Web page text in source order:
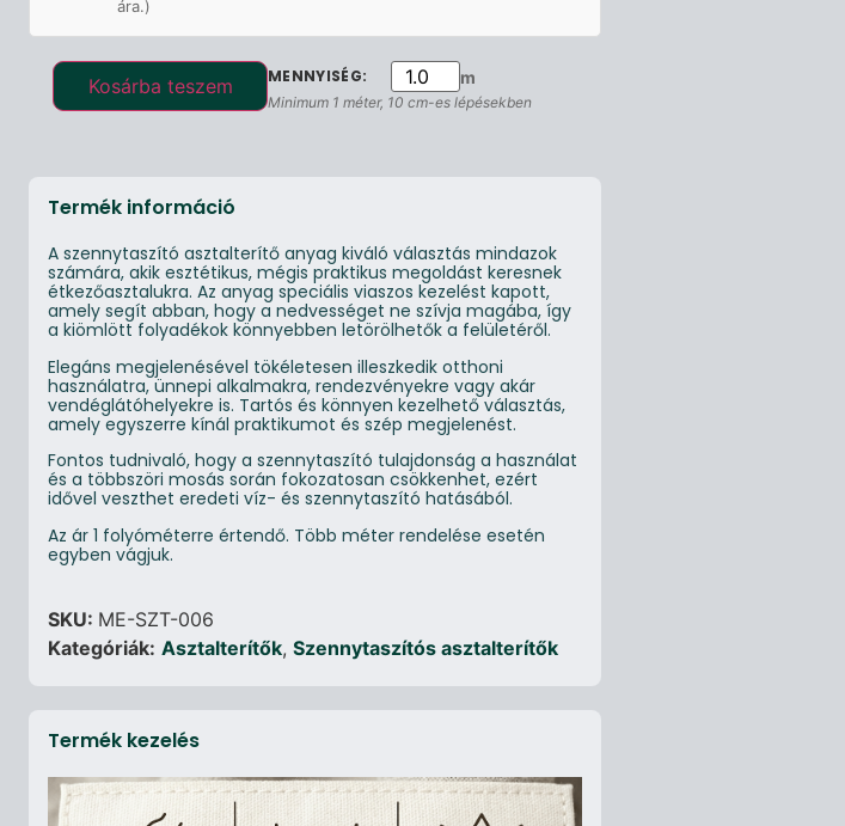
ára.)
m
Minimum 1 méter, 10 cm-es lépésekben
Kosárba teszem
Termék információ
A szennytaszító asztalterítő anyag kiváló választás mindazok
számára, akik esztétikus, mégis praktikus megoldást keresnek
étkezőasztalukra. Az anyag speciális viaszos kezelést kapott,
amely segít abban, hogy a nedvességet ne szívja magába, így
a kiömlött folyadékok könnyebben letörölhetők a felületéről.
Elegáns megjelenésével tökéletesen illeszkedik otthoni
használatra, ünnepi alkalmakra, rendezvényekre vagy akár
vendéglátóhelyekre is. Tartós és könnyen kezelhető választás,
amely egyszerre kínál praktikumot és szép megjelenést.
Fontos tudnivaló, hogy a szennytaszító tulajdonság a használat
és a többszöri mosás során fokozatosan csökkenhet, ezért
idővel veszthet eredeti víz- és szennytaszító hatásából.
Az ár 1 folyóméterre értendő. Több méter rendelése esetén
egyben vágjuk.
SKU: ME-SZT-006
Kategóriák: Asztalterítők,Szennytaszítós asztalterítők
Termék kezelés